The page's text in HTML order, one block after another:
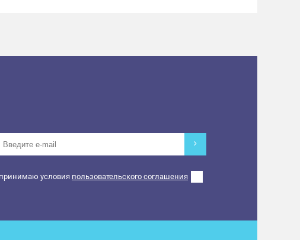
условия пользовательского соглашения